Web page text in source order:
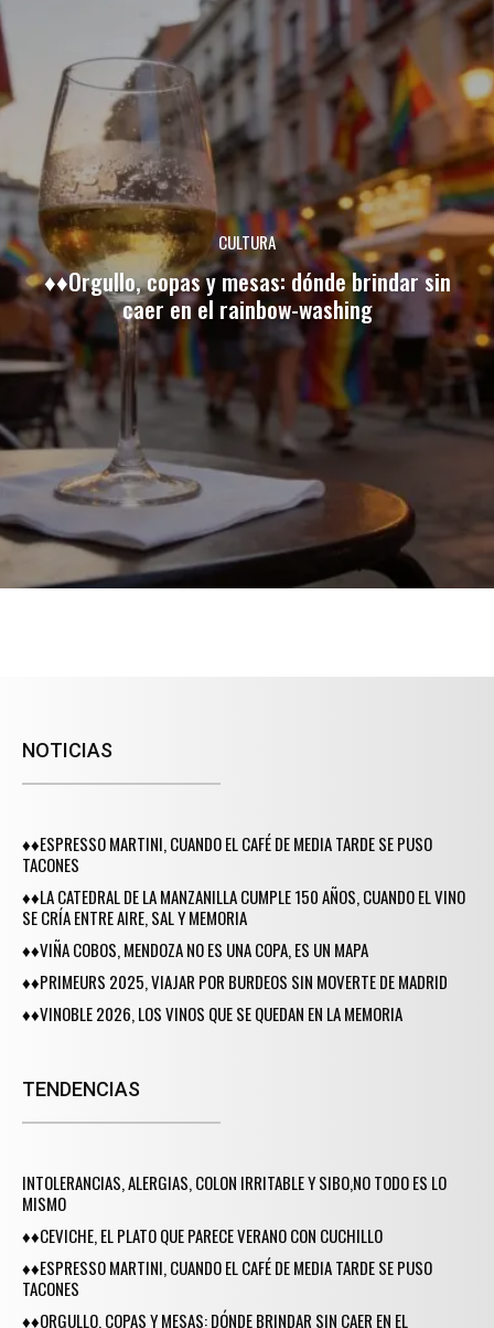
CULTURA
♦♦Orgullo, copas y mesas: dónde brindar sin
caer en el rainbow-washing
NOTICIAS
♦♦ESPRESSO MARTINI, CUANDO EL CAFÉ DE MEDIA TARDE SE PUSO
TACONES
♦♦LA CATEDRAL DE LA MANZANILLA CUMPLE 150 AÑOS, CUANDO EL VINO
SE CRÍA ENTRE AIRE, SAL Y MEMORIA
♦♦VIÑA COBOS, MENDOZA NO ES UNA COPA, ES UN MAPA
♦♦PRIMEURS 2025, VIAJAR POR BURDEOS SIN MOVERTE DE MADRID
♦♦VINOBLE 2026, LOS VINOS QUE SE QUEDAN EN LA MEMORIA
TENDENCIAS
INTOLERANCIAS, ALERGIAS, COLON IRRITABLE Y SIBO,NO TODO ES LO
MISMO
♦♦CEVICHE, EL PLATO QUE PARECE VERANO CON CUCHILLO
♦♦ESPRESSO MARTINI, CUANDO EL CAFÉ DE MEDIA TARDE SE PUSO
TACONES
♦♦ORGULLO, COPAS Y MESAS: DÓNDE BRINDAR SIN CAER EN EL